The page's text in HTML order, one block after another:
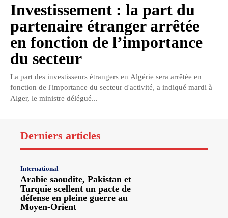
Investissement : la part du
partenaire étranger arrêtée
en fonction de l’importance
du secteur
La part des investisseurs étrangers en Algérie sera arrêtée en
fonction de l'importance du secteur d'activité, a indiqué mardi à
Alger, le ministre délégué...
Derniers articles
International
Arabie saoudite, Pakistan et
Turquie scellent un pacte de
défense en pleine guerre au
Moyen-Orient